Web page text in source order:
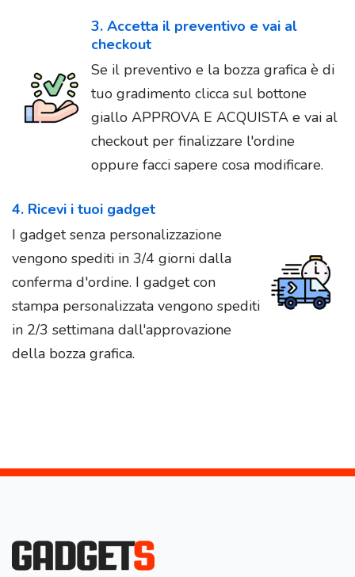
3. Accetta il preventivo e vai al
checkout
Se il preventivo e la bozza grafica è di
tuo gradimento clicca sul bottone
giallo APPROVA E ACQUISTA e vai al
checkout per finalizzare l'ordine
oppure facci sapere cosa modificare.
4. Ricevi i tuoi gadget
I gadget senza personalizzazione
vengono spediti in 3/4 giorni dalla
conferma d'ordine. I gadget con
stampa personalizzata vengono spediti
in 2/3 settimana dall'approvazione
della bozza grafica.